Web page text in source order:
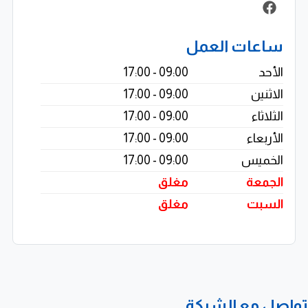
دعم النقل النظيف وبناء منظومة مستدامة
ومبتكرة تدعم نمو النقل النظيف في مصر. وتسعى الشركة
إلى جعل التنقل الكهربائي متاحًا للجميع من خلال توفير
ومن خلال الاستثمار في شواحن السيارات الكهربائية
ساعات العمل
الأحد
09:00 - 17:00
الاثنين
09:00 - 17:00
الثلاثاء
09:00 - 17:00
الأربعاء
09:00 - 17:00
الخميس
09:00 - 17:00
الجمعة
مغلق
السبت
مغلق